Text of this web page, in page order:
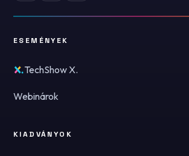
ESEMÉNYEK
TechShow X.
Webinárok
KIADVÁNYOK